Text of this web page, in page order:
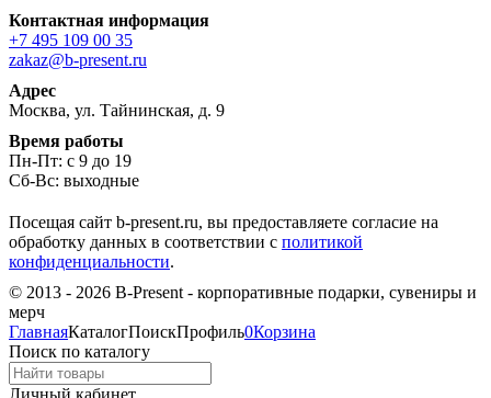
Контактная информация
+7 495 109 00 35
zakaz@b-present.ru
Адрес
Москва, ул. Тайнинская, д. 9
Время работы
Пн-Пт: с 9 до 19
Сб-Вс: выходные
Посещая сайт b-present.ru, вы предоставляете согласие на
обработку данных в соответствии с политикой
конфиденциальности.
© 2013 - 2026 B-Present - корпоративные подарки, сувениры и
мерч
ГлавнаяКаталогПоискПрофиль0Корзина
Поиск по каталогу
Личный кабинет